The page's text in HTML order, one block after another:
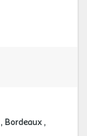
Bordeaux